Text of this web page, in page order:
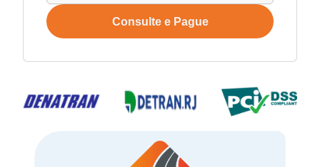
Consulte e Pague